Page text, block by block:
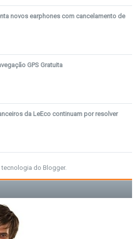
novos earphones com cancelamento de
GPS Gratuita
da LeEco continuam por resolver
tecnologia do Blogger.